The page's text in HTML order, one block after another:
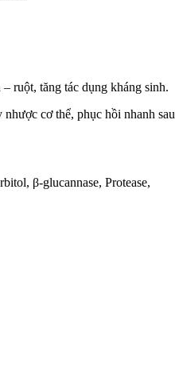
ruột, tăng tác dụng kháng sinh.
cơ thể, phục hồi nhanh sau
β-glucannase, Protease,